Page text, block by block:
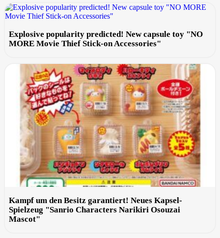
Explosive popularity predicted! New capsule toy "NO
MORE Movie Thief Stick-on Accessories"
Kampf um den Besitz garantiert! Neues Kapsel-
Spielzeug "Sanrio Characters Narikiri Osouzai
Mascot"